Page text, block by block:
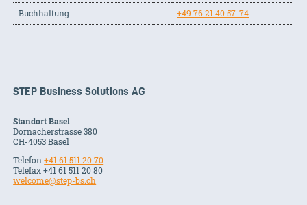
Buchhaltung
+49 76 21 40 57-74
STEP Business Solutions AG
Standort Basel
Dornacherstrasse 380
CH-4053Basel
Telefon+41 61 511 20 70
Telefax +41 61 511 20 80
welcome@step-bs.ch